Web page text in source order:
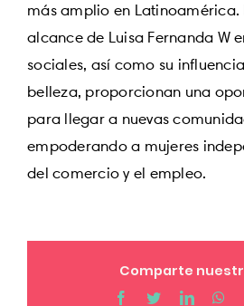
más amplio en
alcance de Luisa Fernanda W
sociales, así como su
belleza, proporcionan una
para llegar a nuevas
empoderando a mujeres
del comercio y el empleo.
Comparte
Facebook
Twitter